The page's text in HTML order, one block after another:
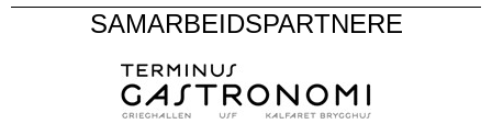
SAMARBEIDSPARTNERE